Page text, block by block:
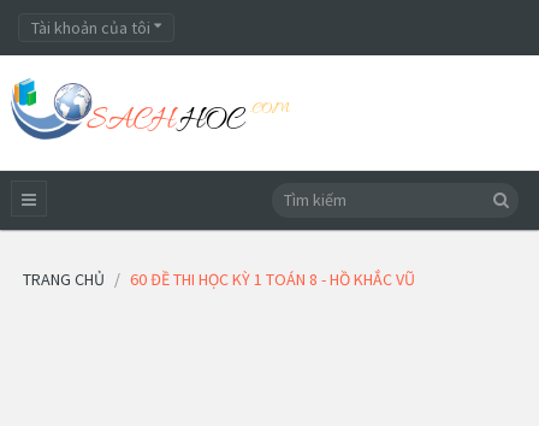
Tài khoản của tôi
TRANG CHỦ 60 ĐỀ THI HỌC KỲ 1 TOÁN 8 - HỒ KHẮC VŨ